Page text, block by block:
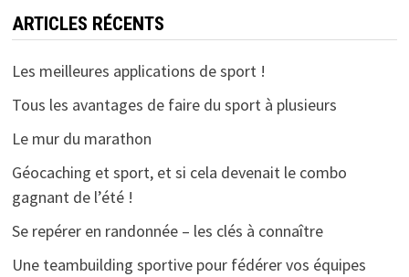
ARTICLES RÉCENTS
Les meilleures applications de sport !
Tous les avantages de faire du sport à plusieurs
Le mur du marathon
Géocaching et sport, et si cela devenait le combo
gagnant de l’été !
Se repérer en randonnée – les clés à connaître
Une teambuilding sportive pour fédérer vos équipes